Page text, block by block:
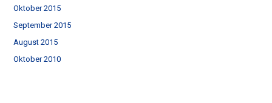
Oktober 2015
September 2015
August 2015
Oktober 2010